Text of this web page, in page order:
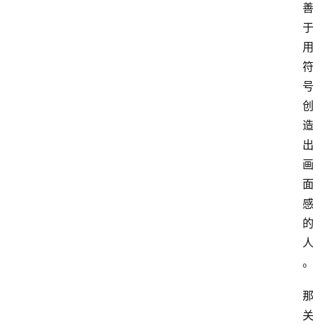
善
于
用
符
号
创
造
出
画
面
感
的
人
。
那
关